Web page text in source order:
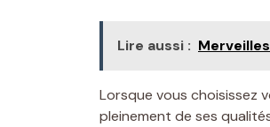
Lire aussi :
Lorsque vous choisissez
pleinement de ses